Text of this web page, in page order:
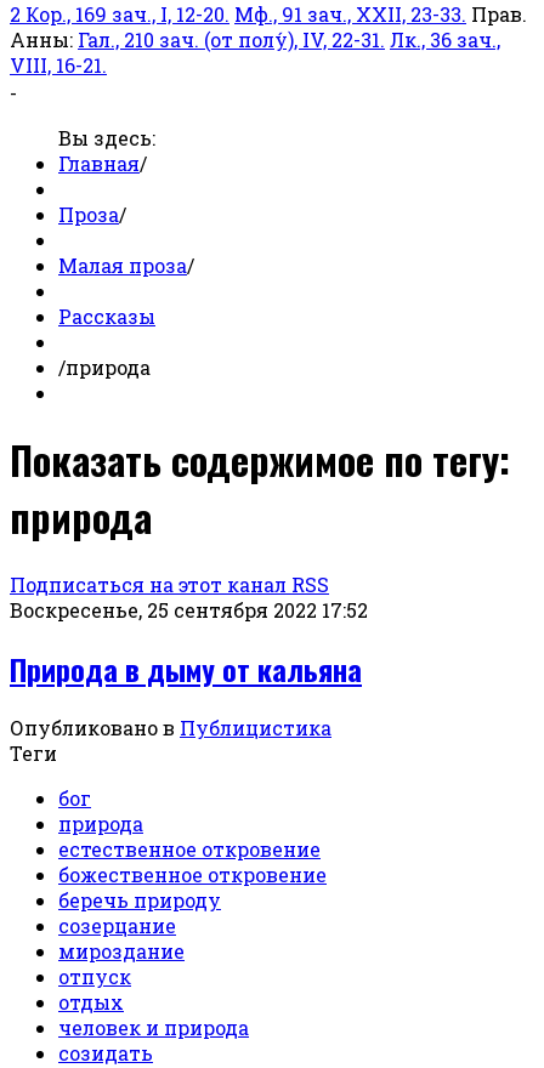
2 Кор., 169 зач., I, 12-20. Мф., 91 зач., XXII, 23-33. Прав.
Анны: Гал., 210 зач. (от полу́), IV, 22-31. Лк., 36 зач.,
VIII, 16-21.
-
Вы здесь:
Главная/
Проза/
Малая проза/
Рассказы
/природа
Показать содержимое по тегу:
природа
Подписаться на этот канал RSS
Воскресенье, 25 сентября 2022 17:52
Природа в дыму от кальяна
Опубликовано в Публицистика
Теги
бог
природа
естественное откровение
божественное откровение
беречь природу
созерцание
мироздание
отпуск
отдых
человек и природа
созидать